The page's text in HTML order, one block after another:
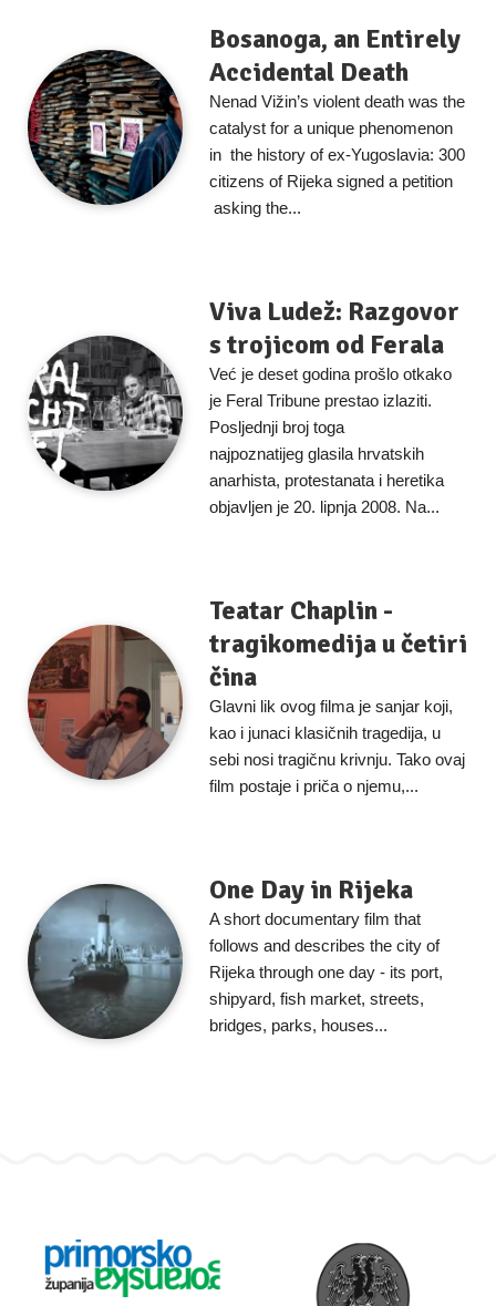
Bosanoga, an Entirely
Accidental Death
Nenad Vižin’s violent death was the
catalyst for a unique phenomenon
in the history of ex-Yugoslavia: 300
citizens of Rijeka signed a petition
asking the...
Viva Ludež: Razgovor
s trojicom od Ferala
Već je deset godina prošlo otkako
je Feral Tribune prestao izlaziti.
Posljednji broj toga
najpoznatijeg glasila hrvatskih
anarhista, protestanata i heretika
objavljen je 20. lipnja 2008. Na...
Teatar Chaplin -
tragikomedija u četiri
čina
Glavni lik ovog filma je sanjar koji,
kao i junaci klasičnih tragedija, u
sebi nosi tragičnu krivnju. Tako ovaj
film postaje i priča o njemu,...
One Day in Rijeka
A short documentary film that
follows and describes the city of
Rijeka through one day - its port,
shipyard, fish market, streets,
bridges, parks, houses...